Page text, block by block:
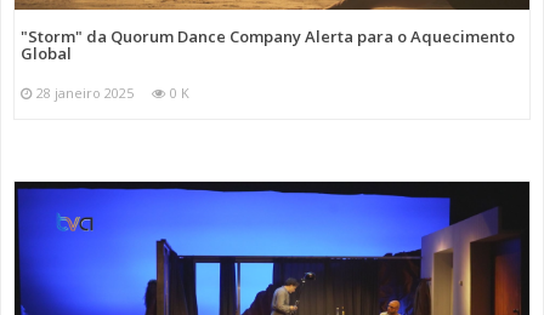
"Storm" da Quorum Dance Company Alerta para o Aquecimento
Global
28 janeiro 2025 0 K